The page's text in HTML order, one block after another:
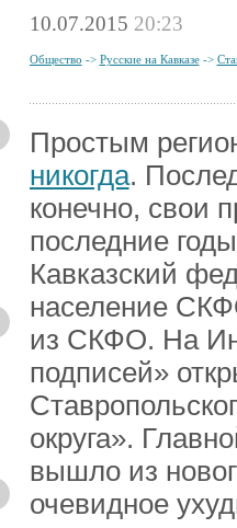
10.07.2015 20:23
Общество -> Русские на Кавказе ->
Простым
никогда.
конечно, свои
последние
Кавказский
население
из СКФО. На
подписей»
округа».
вышло из
очевидное